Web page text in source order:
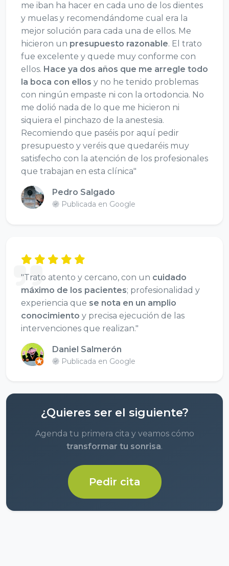
me iban ha hacer en cada uno de los dientes
y muelas y recomendándome cual era la
mejor solución para cada una de ellos. Me
hicieron un presupuesto razonable. El trato
fue excelente y quede muy conforme con
ellos. Hace ya dos años que me arregle todo
la boca con ellos y no he tenido problemas
con ningún empaste ni con la ortodoncia. No
me dolió nada de lo que me hicieron ni
siquiera el pinchazo de la anestesia.
Recomiendo que paséis por aquí pedir
presupuesto y veréis que quedaréis muy
satisfecho con la atención de los profesionales
que trabajan en esta clínica"
Pedro Salgado
Publicada en Google
"Trato atento y cercano, con un cuidado
máximo de los pacientes; profesionalidad y
experiencia que se nota en un amplio
conocimiento y precisa ejecución de las
intervenciones que realizan."
Daniel Salmerón
Publicada en Google
¿Quieres ser el siguiente?
Agenda tu primera cita y veamos cómo
transformar tu sonrisa.
Pedir cita